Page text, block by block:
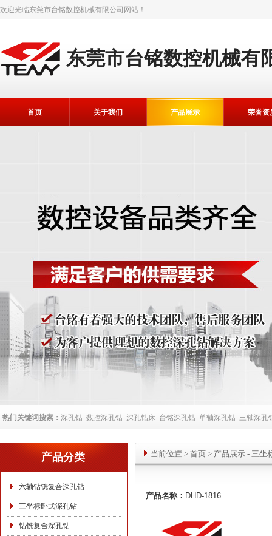
欢迎光临东莞市台铭数控机械有限公司 网站！
东莞市台铭数控机械有
首页 关于我们 产品展示 荣誉资
热门关键词搜索： 深孔钻 数控深孔钻 深孔钻床 台铭深孔钻 单轴深孔钻 三轴深孔
产品分类
六轴钻铣复合深孔钻
三坐标卧式深孔钻
钻铣复合深孔钻
当前位置 > 首页 > 产品展示 - 三坐
产品名称： DHD-1816